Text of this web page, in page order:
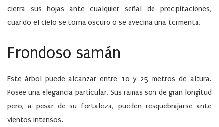
cierra sus hojas ante cualquier señal de precipitaciones,
cuando el cielo se torna oscuro o se avecina una tormenta.
Frondoso samán
Este árbol puede alcanzar entre 10 y 25 metros de altura.
Posee una elegancia particular. Sus ramas son de gran longitud
pero, a pesar de su fortaleza, pueden resquebrajarse ante
vientos intensos.